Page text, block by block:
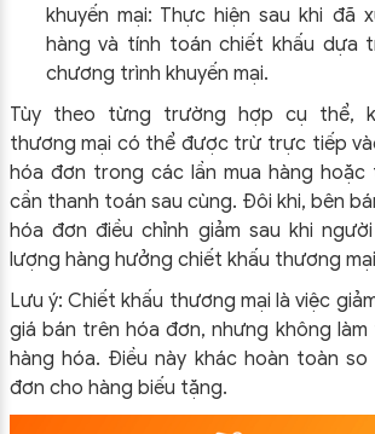
khuyến mại: Thực hiện sau khi đã
hàng và tính toán chiết khấu dựa
chương trình khuyến mại.
Tùy theo từng trường hợp cụ thể,
thương mại có thể được trừ trực tiếp
hóa đơn trong các lần mua hàng
cần thanh toán sau cùng. Đôi khi, bên
hóa đơn điều chỉnh giảm sau khi
lượng hàng hưởng chiết khấu thương
Lưu ý: Chiết khấu thương mại là việc
giá bán trên hóa đơn, nhưng không
hàng hóa. Điều này khác hoàn toàn
đơn cho hàng biếu tặng.